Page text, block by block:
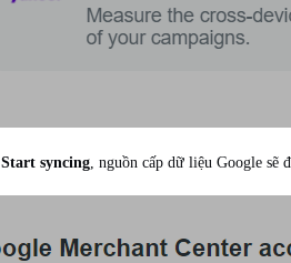
Start syncing, nguồn cấp dữ liệu Google sẽ